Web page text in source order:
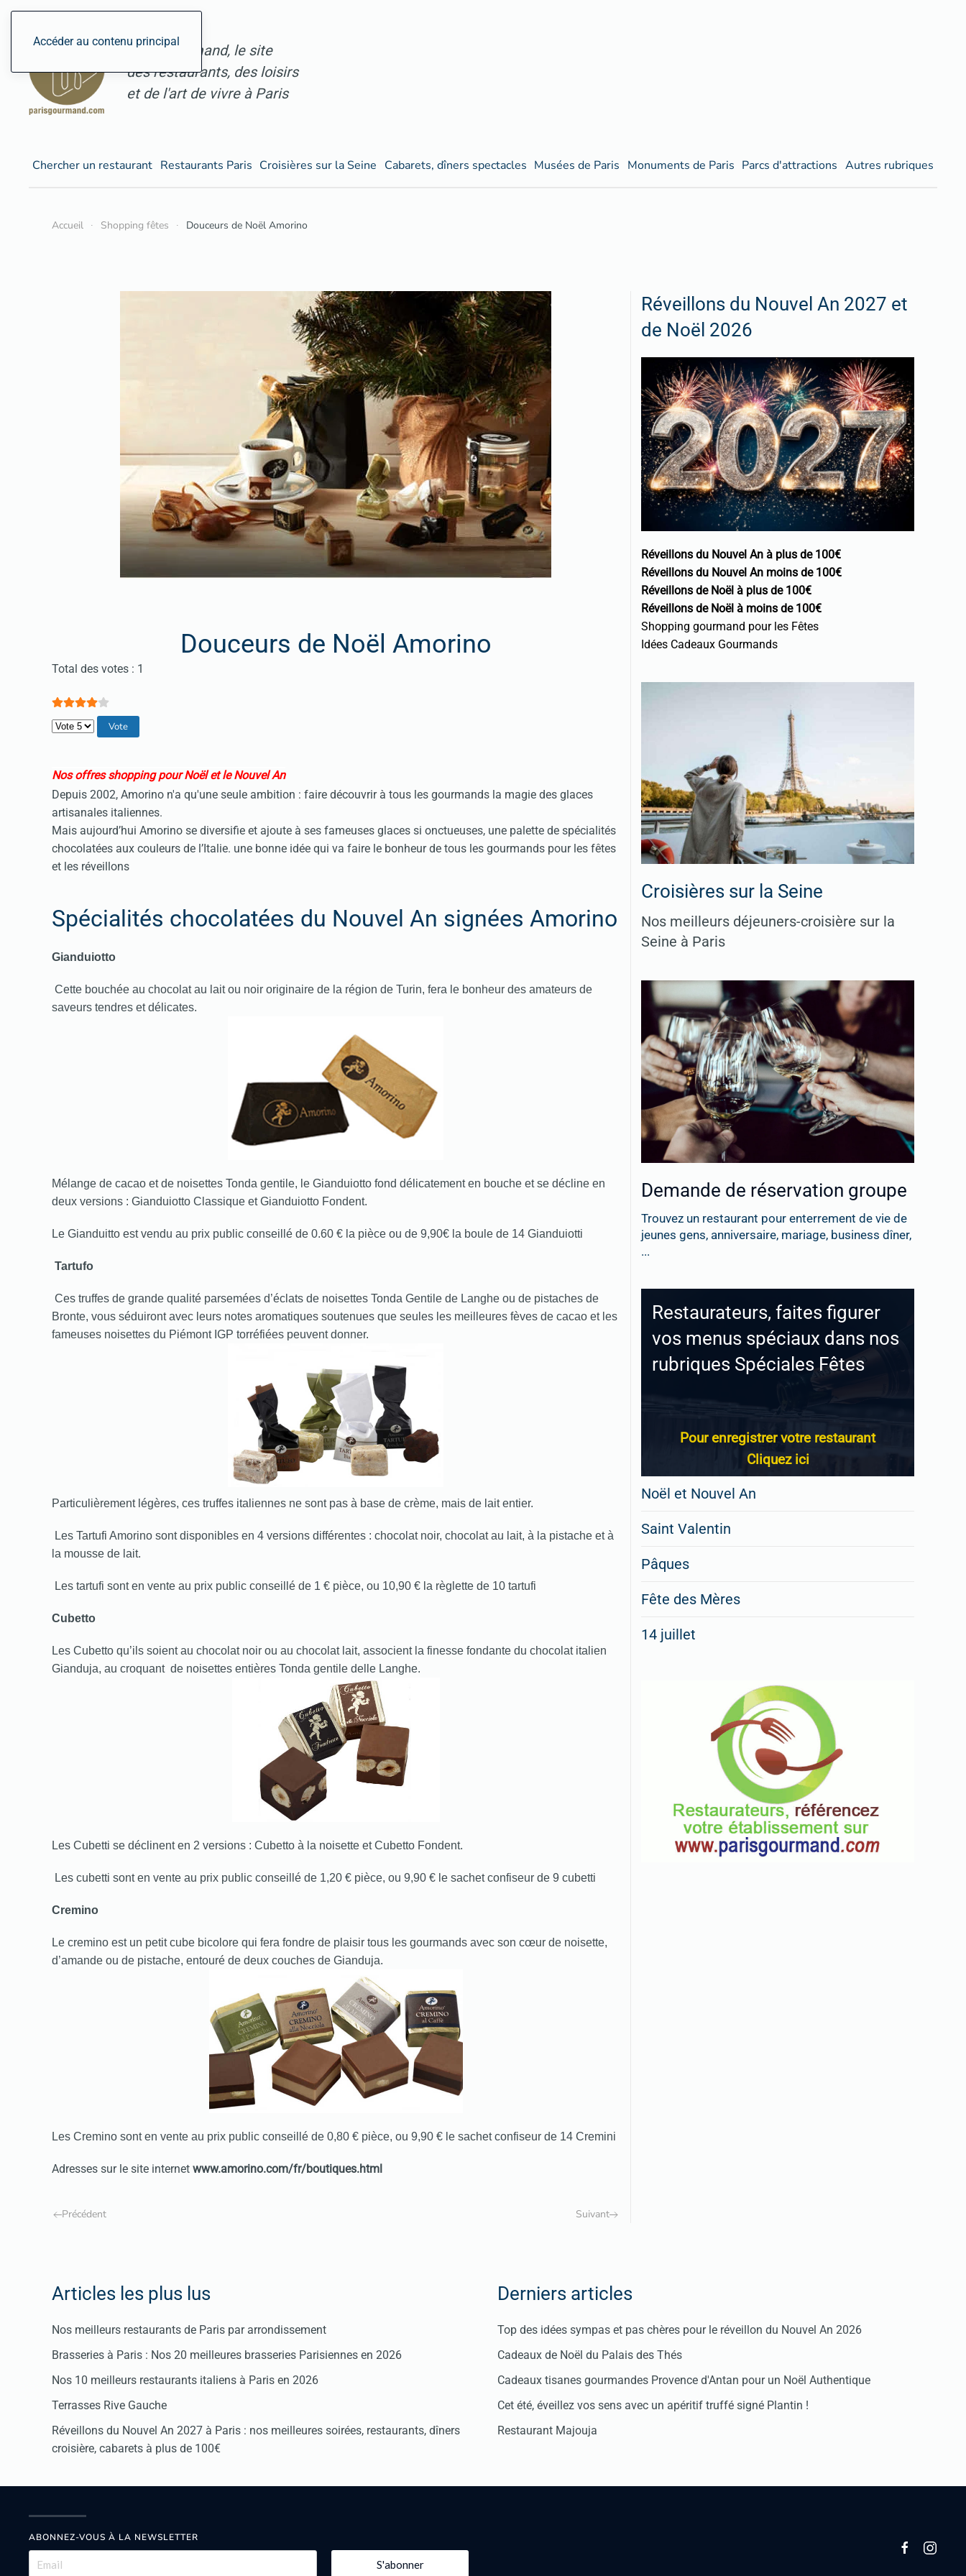
Accéder au contenu principal
ParisGourmand, le site
des restaurants, des loisirs
et de l'art de vivre à Paris
Chercher un restaurant Restaurants Paris Croisières sur la Seine Cabarets, dîners spectacles Musées de Paris Monuments de Paris Parcs d'attractions Autres rubriques
Accueil Shopping fêtes Douceurs de Noël Amorino
Douceurs de Noël Amorino
Vote utilisateur:4/
Total des votes : 1
Veuillez voter
Nos offres shopping pour Noël et le Nouvel An
Depuis 2002, Amorino n'a qu'une seule ambition : faire découvrir à tous les gourmands la magie des glaces
artisanales italiennes.
Mais aujourd’hui Amorino se diversifie et ajoute à ses fameuses glaces si onctueuses, une palette de spécialités
chocolatées aux couleurs de l’Italie. une bonne idée qui va faire le bonheur de tous les gourmands pour les fêtes
et les réveillons
Spécialités chocolatées du Nouvel An signées Amorino
Gianduiotto
Cette bouchée au chocolat au lait ou noir originaire de la région de Turin, fera le bonheur des amateurs de
saveurs tendres et délicates.
Mélange de cacao et de noisettes Tonda gentile, le Gianduiotto fond délicatement en bouche et se décline en
deux versions : Gianduiotto Classique et Gianduiotto Fondent.
Le Gianduitto est vendu au prix public conseillé de 0.60 € la pièce ou de 9,90€ la boule de 14 Gianduiotti
Tartufo
Ces truffes de grande qualité parsemées d’éclats de noisettes Tonda Gentile de Langhe ou de pistaches de
Bronte, vous séduiront avec leurs notes aromatiques soutenues que seules les meilleures fèves de cacao et les
fameuses noisettes du Piémont IGP torréfiées peuvent donner.
Particulièrement légères, ces truffes italiennes ne sont pas à base de crème, mais de lait entier.
Les Tartufi Amorino sont disponibles en 4 versions différentes : chocolat noir, chocolat au lait, à la pistache et à
la mousse de lait.
Les tartufi sont en vente au prix public conseillé de 1 € pièce, ou 10,90 € la règlette de 10 tartufi
Cubetto
Les Cubetto qu’ils soient au chocolat noir ou au chocolat lait, associent la finesse fondante du chocolat italien
Gianduja, au croquant de noisettes entières Tonda gentile delle Langhe.
Les Cubetti se déclinent en 2 versions : Cubetto à la noisette et Cubetto Fondent.
Les cubetti sont en vente au prix public conseillé de 1,20 € pièce, ou 9,90 € le sachet confiseur de 9 cubetti
Cremino
Le cremino est un petit cube bicolore qui fera fondre de plaisir tous les gourmands avec son cœur de noisette,
d’amande ou de pistache, entouré de deux couches de Gianduja.
Les Cremino sont en vente au prix public conseillé de 0,80 € pièce, ou 9,90 € le sachet confiseur de 14 Cremini
Adresses sur le site internet www.amorino.com/fr/boutiques.html
Précédent Suivant
Réveillons du Nouvel An 2027 et
de Noël 2026
Réveillons du Nouvel An à plus de 100€
Réveillons du Nouvel An moins de 100€
Réveillons de Noël à plus de 100€
Réveillons de Noël à moins de 100€
Shopping gourmand pour les Fêtes
Idées Cadeaux Gourmands
Croisières sur la Seine
Nos meilleurs déjeuners-croisière sur la
Seine à Paris
Demande de réservation groupe
Trouvez un restaurant pour enterrement de vie de
jeunes gens, anniversaire, mariage, business dîner,
...
Restaurateurs, faites figurer
vos menus spéciaux dans nos
rubriques Spéciales Fêtes
Pour enregistrer votre restaurant
Cliquez ici
Noël et Nouvel An
Saint Valentin
Pâques
Fête des Mères
14 juillet
Articles les plus lus
Nos meilleurs restaurants de Paris par arrondissement
Brasseries à Paris : Nos 20 meilleures brasseries Parisiennes en 2026
Nos 10 meilleurs restaurants italiens à Paris en 2026
Terrasses Rive Gauche
Réveillons du Nouvel An 2027 à Paris : nos meilleures soirées, restaurants, dîners
croisière, cabarets à plus de 100€
Derniers articles
Top des idées sympas et pas chères pour le réveillon du Nouvel An 2026
Cadeaux de Noël du Palais des Thés
Cadeaux tisanes gourmandes Provence d'Antan pour un Noël Authentique
Cet été, éveillez vos sens avec un apéritif truffé signé Plantin !
Restaurant Majouja
ABONNEZ-VOUS À LA NEWSLETTER
S'abonner